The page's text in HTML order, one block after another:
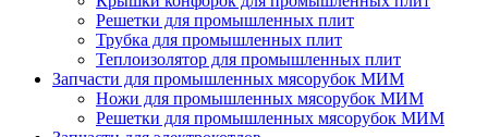
Решетки для промышленных плит
Трубка для промышленных плит
Теплоизолятор для промышленных плит
Запчасти для промышленных мясорубок МИМ
Ножи для промышленных мясорубок МИМ
Решетки для промышленных мясорубок МИМ